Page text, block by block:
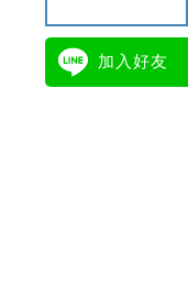
加入好友